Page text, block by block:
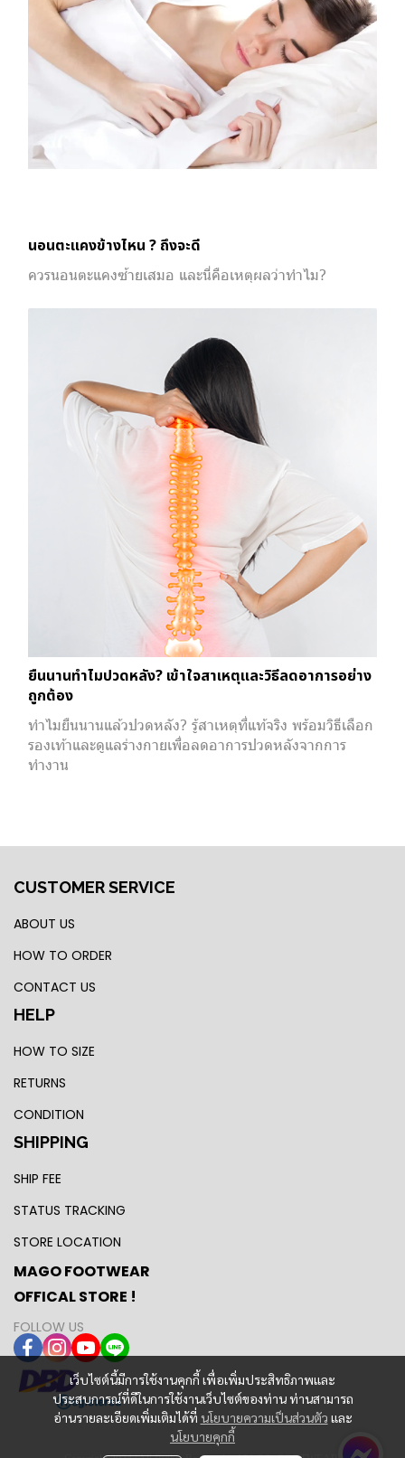
นอนตะแคงข้างไหน ? ถึงจะดี
ควรนอนตะแคงซ้ายเสมอ และนี่คือเหตุผลว่าทำไม?
ยืนนานทำไมปวดหลัง? เข้าใจสาเหตุและวิธีลดอาการอย่าง
ถูกต้อง
ทำไมยืนนานแล้วปวดหลัง? รู้สาเหตุที่แท้จริง พร้อมวิธีเลือก
รองเท้าและดูแลร่างกายเพื่อลดอาการปวดหลังจากการ
ทำงาน
เว็บไซต์นี้มีการใช้งานคุกกี้ เพื่อเพิ่มประสิทธิภาพและ
ประสบการณ์ที่ดีในการใช้งานเว็บไซต์ของท่าน ท่านสามารถ
อ่านรายละเอียดเพิ่มเติมได้ที่ นโยบายความเป็นส่วนตัว และ
นโยบายคุกกี้
CUSTOMER SERVICE
ABOUT US
HOW TO ORDER
CONTACT US
HELP
HOW TO SIZE
RETURNS
CONDITION
SHIPPING
SHIP FEE
STATUS TRACKING
STORE LOCATION
MAGO FOOTWEAR
OFFICAL STORE !
FOLLOW US